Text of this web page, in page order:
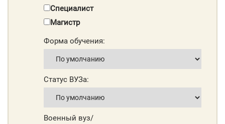
Специалист
Магистр
Форма обучения:
Статус ВУЗа:
Военный вуз/